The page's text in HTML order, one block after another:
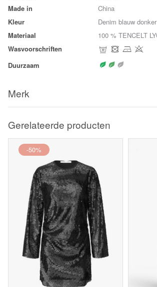
Made in
China
Kleur
Denim blauw donker
Materiaal
100 % TENCELT
Wasvoorschriften
Duurzaam
Merk
Gerelateerde producten
-50%